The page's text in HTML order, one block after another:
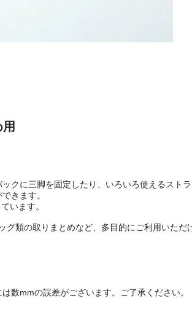
クに三脚を固定したり、いろいろ使えるストラ
きます。
います。
類の取りまとめなど、多目的にご利用いただ
数mmの誤差がございます。ご了承ください。